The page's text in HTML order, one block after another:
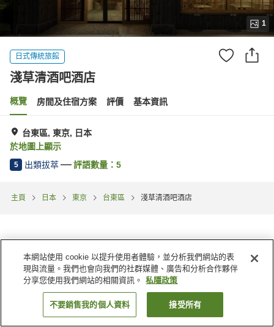
1
日式傳統旅館
淺草清酒吧酒店
概覽 房間及住宿方案 評價 基本資訊
台東區, 東京, 日本
於地圖上顯示
5 出類拔萃 評語數量： 5
主頁 日本 東京 台東區 淺草清酒吧酒店
找客房
本網站使用 cookie 以提升使用者體驗，並分析我們網站的表
現與流量。我們也會向我們的社群媒體、廣告和分析合作夥伴
分享您使用我們網站的相關資訊。
私隱政策
不要銷售我的個人資料 接受所有